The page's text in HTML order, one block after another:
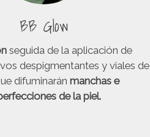
BB Glow
seguida de la aplicación de
despigmentantes y viales de
difuminarán manchas e
de la piel.